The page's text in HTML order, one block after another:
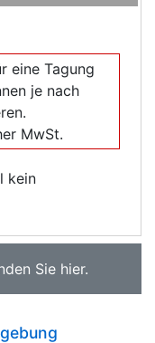
eine Tagung
je nach
MwSt.
kein
Sie hier.